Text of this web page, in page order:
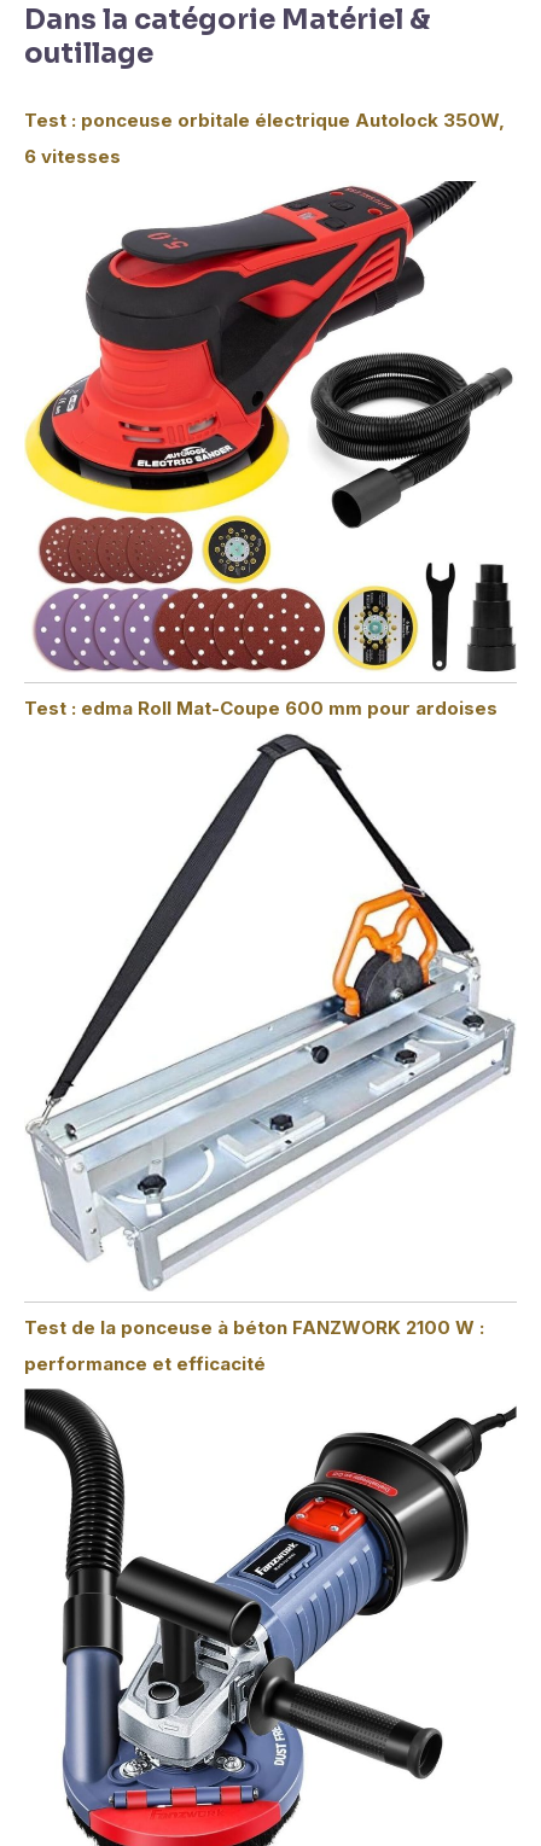
Dans la catégorie Matériel &
outillage
Test : ponceuse orbitale électrique Autolock 350W,
6 vitesses
Test : edma Roll Mat-Coupe 600 mm pour ardoises
Test de la ponceuse à béton FANZWORK 2100 W :
performance et efficacité